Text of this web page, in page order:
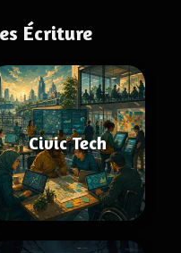
Écriture
Civic Tech